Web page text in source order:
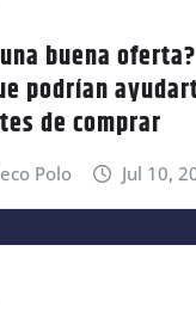
buena
podrían
de comprar
Polo Jul 10,